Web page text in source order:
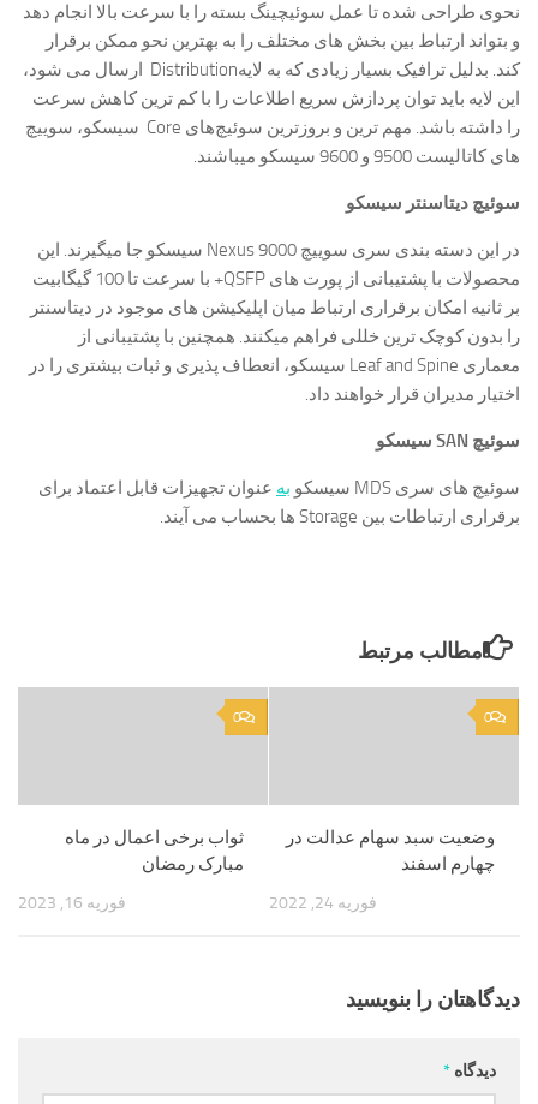
نحوی طراحی شده تا عمل سوئیچینگ بسته را با سرعت بالا انجام دهد
و بتواند ارتباط بین بخش های مختلف را به بهترین نحو ممکن برقرار
کند. بدلیل ترافیک بسیار زیادی که به لایهDistribution ارسال می شود،
این لایه باید توان پردازش سریع اطلاعات را با کم ترین کاهش سرعت
را داشته باشد. مهم ترین و بروزترین سوئیچ‌های Core سیسکو، سوییچ
های کاتالیست 9500 و 9600 سیسکو میباشند.
سوئیچ دیتاسنتر سیسکو
در این دسته بندی سری سوییچ Nexus 9000 سیسکو جا میگیرند. این
محصولات با پشتیبانی از پورت های QSFP+ با سرعت تا 100 گیگابیت
بر ثانیه امکان برقراری ارتباط میان اپلیکیشن های موجود در دیتاسنتر
را بدون کوچک ترین خللی فراهم میکنند. همچنین با پشتیبانی از
معماری Leaf and Spine سیسکو، انعطاف پذیری و ثبات بیشتری را در
اختیار مدیران قرار خواهند داد.
سوئیچ SAN سیسکو
سوئیچ های سری MDS سیسکو به عنوان تجهیزات قابل اعتماد برای
برقراری ارتباطات بین Storage ها بحساب می آیند.
مطالب مرتبط
0
ثواب برخی اعمال در ماه
مبارک رمضان
فوریه 16, 2023
0
وضعیت سبد سهام عدالت در
چهارم اسفند
فوریه 24, 2022
دیدگاهتان را بنویسید
دیدگاه *